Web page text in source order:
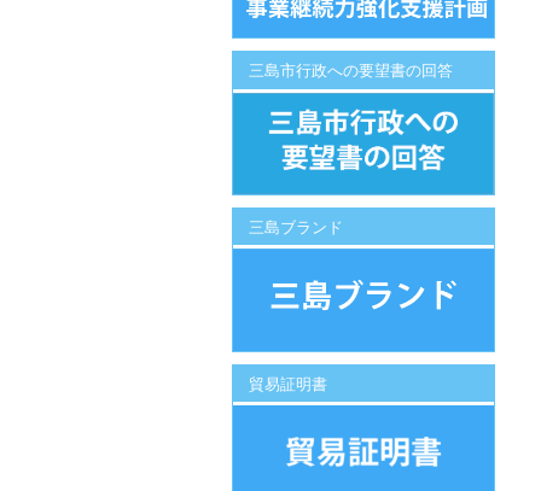
三島市行政への要望書の回答
三島ブランド
貿易証明書